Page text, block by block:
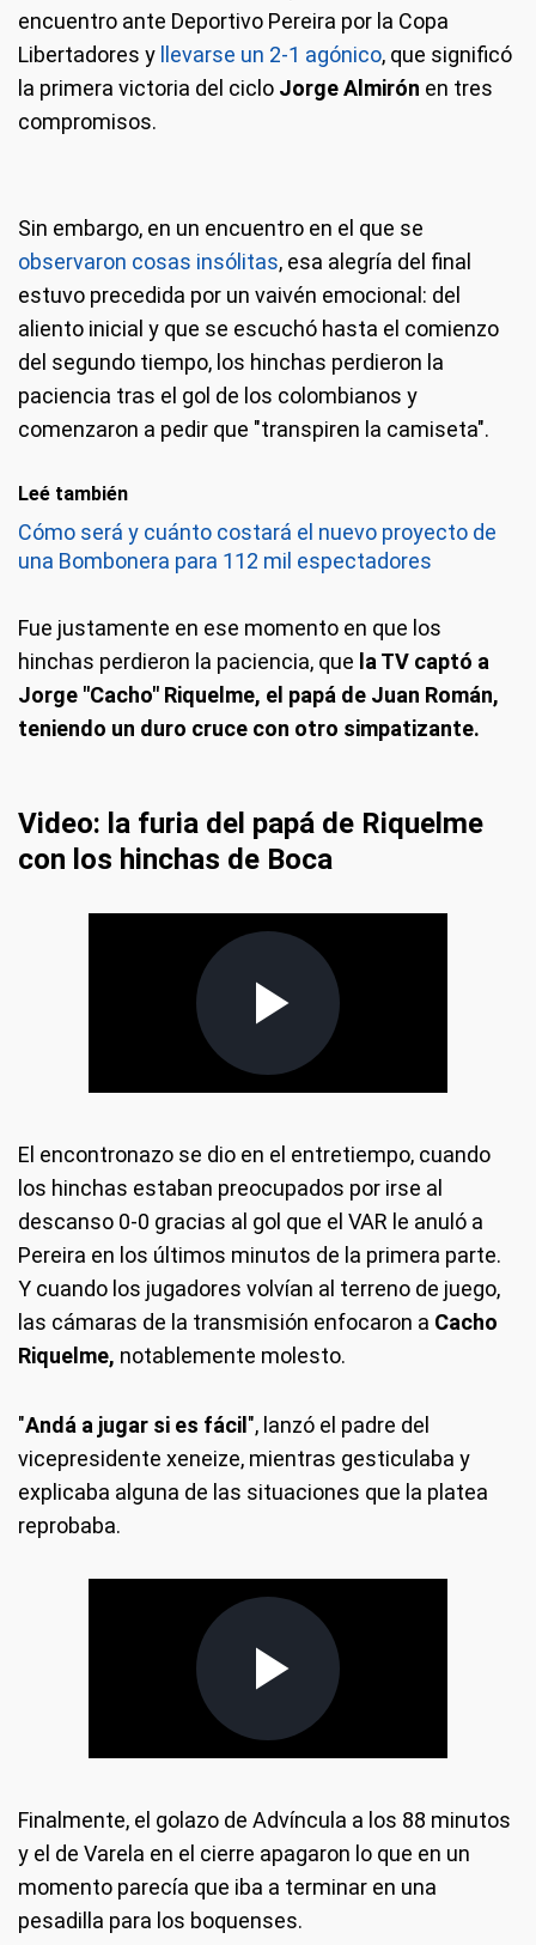
encuentro ante Deportivo Pereira por la Copa
Libertadores y
llevarse un 2-1 agónico, que significó
la primera victoria del ciclo Jorge Almirón en tres
compromisos.
Sin embargo, en un encuentro en el que se
observaron cosas insólitas, esa alegría del final
estuvo precedida por un vaivén emocional: del
aliento inicial y que se escuchó hasta el comienzo
del segundo tiempo, los hinchas perdieron la
paciencia tras el gol de los colombianos y
comenzaron a pedir que "transpiren la camiseta".
Leé también
Cómo será y cuánto costará el nuevo proyecto de
una Bombonera para 112 mil espectadores
Fue justamente en ese momento en que los
hinchas perdieron la paciencia, que la TV captó a
Jorge "Cacho" Riquelme, el papá de Juan Román,
teniendo un duro cruce con otro simpatizante.
Video: la furia del papá de Riquelme
con los hinchas de Boca
El encontronazo se dio en el entretiempo, cuando
los hinchas estaban preocupados por irse al
descanso 0-0 gracias al gol que el VAR le anuló a
Pereira en los últimos minutos de la primera parte.
Y cuando los jugadores volvían al terreno de juego,
las cámaras de la transmisión enfocaron a Cacho
Riquelme, notablemente molesto.
"Andá a jugar si es fácil ", lanzó el padre del
vicepresidente xeneize, mientras gesticulaba y
explicaba alguna de las situaciones que la platea
reprobaba.
Finalmente, el golazo de Advíncula a los 88 minutos
y el de Varela en el cierre apagaron lo que en un
momento parecía que iba a terminar en una
pesadilla para los boquenses.